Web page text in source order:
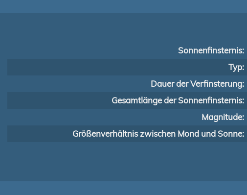
Sonnenfinsternis:
Typ:
Dauer der Verfinsterung:
Gesamtlänge der Sonnenfinsternis:
Magnitude:
Größenverhältnis zwischen Mond und Sonne: